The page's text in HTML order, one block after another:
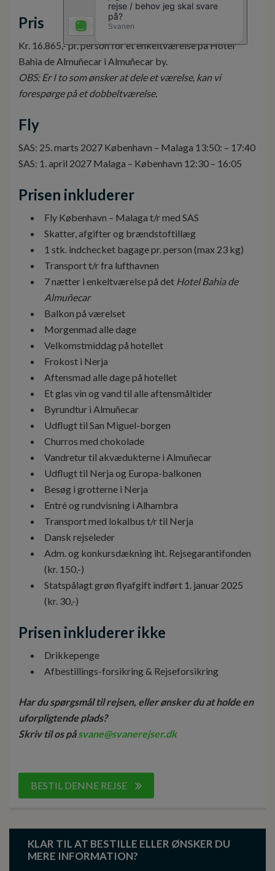
Pris
Kr. 16.865,- pr. person for et enkeltværelse på Hotel
Bahia de Almuñecar i Almuñecar by.
OBS: Er I to som ønsker at dele et værelse, kan vi
forespørge på et dobbeltværelse.
Fly
SAS: 25. marts 2027 København – Malaga 13:50: – 17:40
SAS: 1. april 2027 Malaga – København 12:30 – 16:05
Prisen inkluderer
Fly København – Malaga t/r med SAS
Skatter, afgifter og brændstoftillæg
1 stk. indchecket bagage pr. person (max 23 kg)
Transport t/r fra lufthavnen
7 nætter i enkeltværelse på det Hotel Bahia de
Almuñecar
Balkon på værelset
Morgenmad alle dage
Velkomstmiddag på hotellet
Frokost i Nerja
Aftensmad alle dage på hotellet
Et glas vin og vand til alle aftensmåltider
Byrundtur i Almuñecar
Udflugt til San Miguel-borgen
Churros med chokolade
Vandretur til akvædukterne i Almuñecar
Udflugt til Nerja og Europa-balkonen
Besøg i grotterne i Nerja
Entré og rundvisning i Alhambra
Transport med lokalbus t/r til Nerja
Dansk rejseleder
Adm. og konkursdækning iht. Rejsegarantifonden
(kr. 150,-)
Statspålagt grøn flyafgift indført 1. januar 2025
(kr. 30,-)
Prisen inkluderer ikke
Drikkepenge
Afbestillings-forsikring & Rejseforsikring
Har du spørgsmål til rejsen, eller ønsker du at holde en
uforpligtende plads?
Skriv til os påsvane@svanerejser.dk
BESTIL DENNE REJSE
KLAR TIL AT BESTILLE ELLER ØNSKER DU
MERE INFORMATION?